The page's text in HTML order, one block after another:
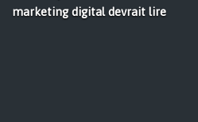
marketing digital devrait lire